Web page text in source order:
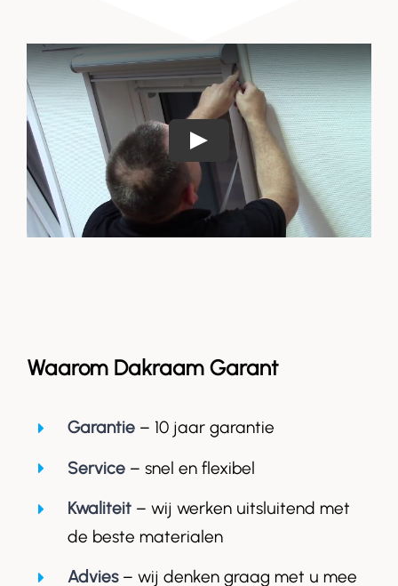
Waarom Dakraam Garant
Garantie– 10 jaar garantie
Service – snel en flexibel
Kwaliteit– wij werken uitsluitend met
de beste materialen
Advies– wij denken graag met u mee